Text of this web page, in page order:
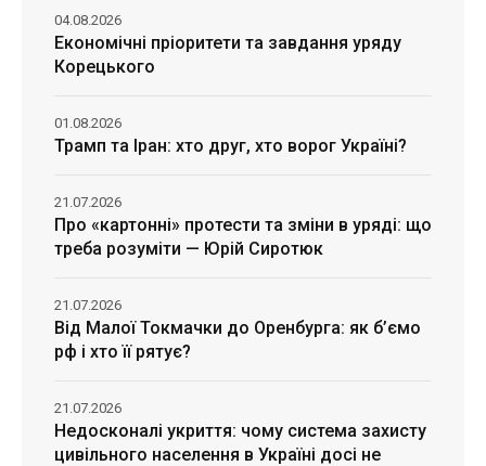
Економічні пріоритети та завдання уряду
Корецького
04.08.2026
Трамп та Іран: хто друг, хто ворог Україні?
01.08.2026
Про «картонні» протести та зміни в уряді: що
треба розуміти — Юрій Сиротюк
21.07.2026
Від Малої Токмачки до Оренбурга: як б’ємо
рф і хто її рятує?
21.07.2026
Недосконалі укриття: чому система захисту
цивільного населення в Україні досі не
21.07.2026